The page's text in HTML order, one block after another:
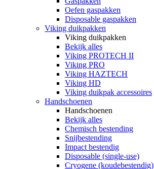
Oefen gaspakken
Disposable gaspakken
Viking duikpakken
Viking duikpakken
Bekijk alles
Viking PROTECH II
Viking PRO
Viking HAZTECH
Viking HD
Viking duikpak accessoires
Handschoenen
Handschoenen
Bekijk alles
Chemisch bestending
Snijbestending
Impact bestendig
Disposable (single-use)
Cryogene (koudebestendig)